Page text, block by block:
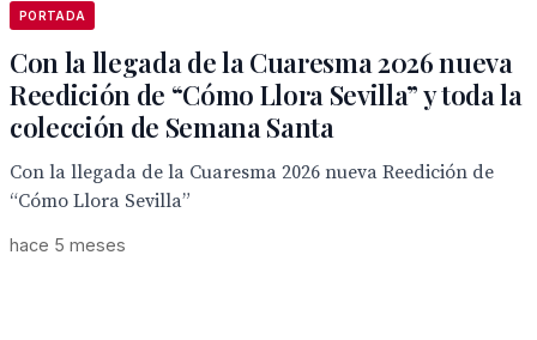
PORTADA
Con la llegada de la Cuaresma 2026 nueva
Reedición de “Cómo Llora Sevilla” y toda la
colección de Semana Santa
Con la llegada de la Cuaresma 2026 nueva Reedición de
“Cómo Llora Sevilla”
hace 5 meses